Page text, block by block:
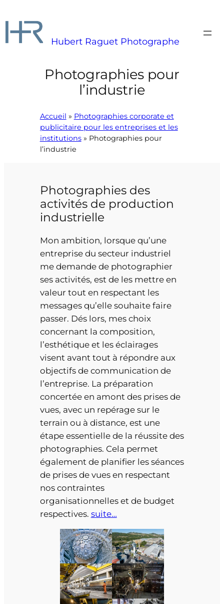
au
contenu
Hubert Raguet Photographe
Photographies pour
l’industrie
Accueil » Photographies corporate et
publicitaire pour les entreprises et les
institutions» Photographies pour
l’industrie
Photographies des
activités de production
industrielle
Mon ambition, lorsque qu’une
entreprise du secteur industriel
me demande de photographier
ses activités, est de les mettre en
valeur tout en respectant les
messages qu’elle souhaite faire
passer. Dés lors, mes choix
concernant la composition,
l’esthétique et les éclairages
visent avant tout à répondre aux
objectifs de communication de
l’entreprise. La préparation
concertée en amont des prises de
vues, avec un repérage sur le
terrain ou à distance, est une
étape essentielle de la réussite des
photographies. Cela permet
également de planifier les séances
de prises de vues en respectant
nos contraintes
organisationnelles et de budget
respectives. suite…